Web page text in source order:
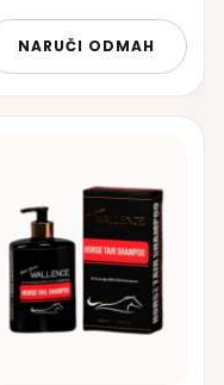
NARUČI ODMAH